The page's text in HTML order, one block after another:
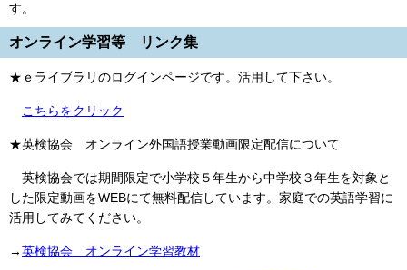
す。
オンライン学習等 リンク集
★ｅライブラリのログインページです。活用して下さい。
こちらをクリック
★英検協会 オンライン外国語授業動画限定配信について
英検協会では期間限定で小学校５年生から中学校３年生を対象と
した限定動画をWEBにて無料配信しています。家庭での英語学習に
活用してみてください。
→英検協会 オンライン学習教材